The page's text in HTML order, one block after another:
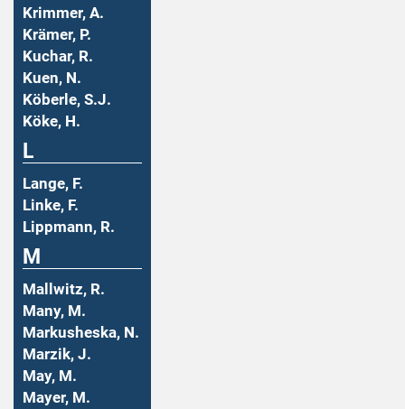
Krimmer, A.
Krämer, P.
Kuchar, R.
Kuen, N.
Köberle, S.J.
Köke, H.
L
Lange, F.
Linke, F.
Lippmann, R.
M
Mallwitz, R.
Many, M.
Markusheska, N.
Marzik, J.
May, M.
Mayer, M.